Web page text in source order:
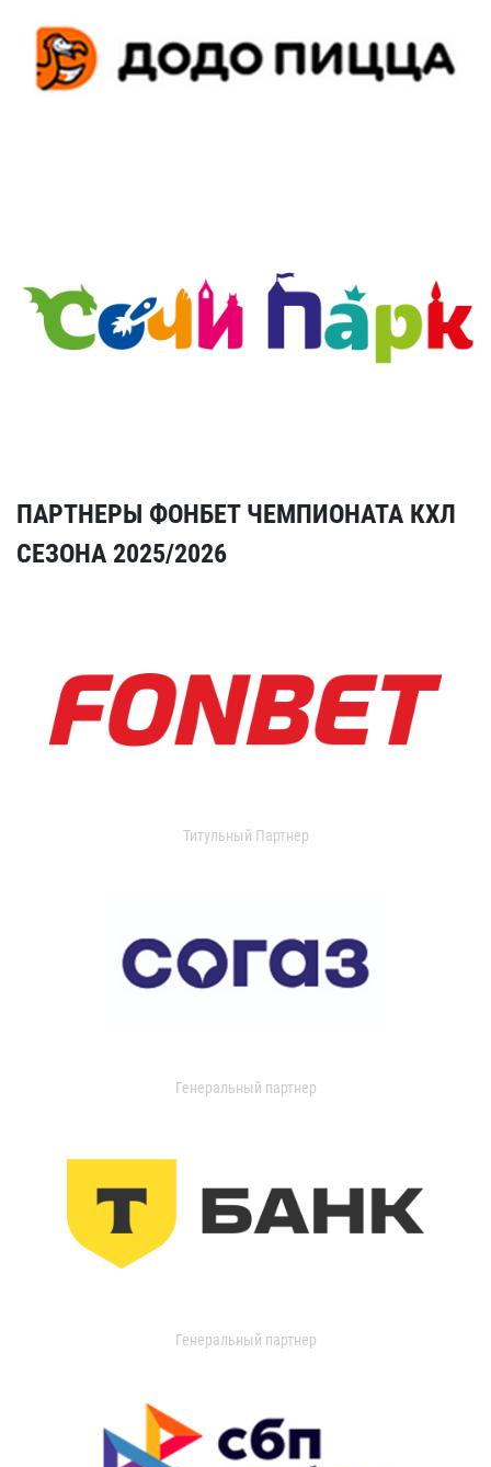
ПАРТНЕРЫ ФОНБЕТ ЧЕМПИОНАТА КХЛ
СЕЗОНА 2025/2026
Титульный Партнер
Генеральный партнер
Генеральный партнер